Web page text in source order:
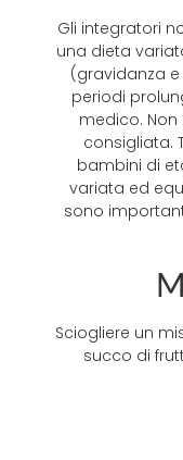
Gli integratori
una dieta
(gravidanza
periodi
medico.
consigliata.
bambini di
variata ed
sono
Sciogliere un
succo di